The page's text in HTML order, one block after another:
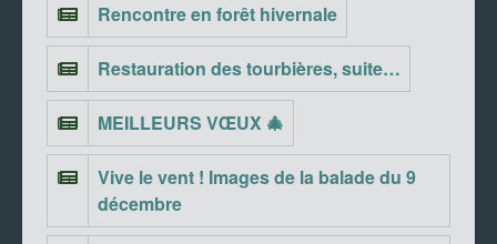
Rencontre en forêt hivernale
Restauration des tourbières, suite…
MEILLEURS VŒUX 🎄
Vive le vent ! Images de la balade du 9
décembre